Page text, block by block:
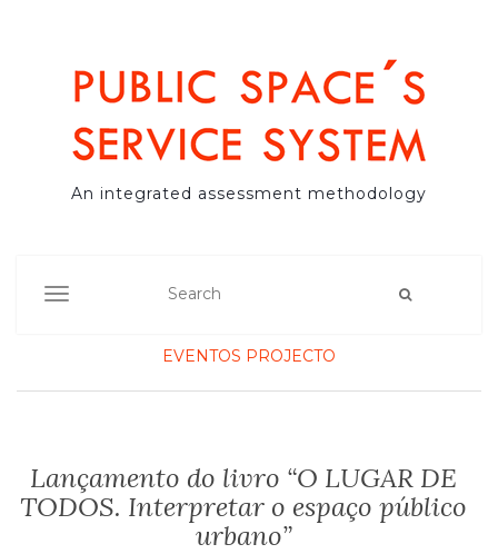
An integrated assessment methodology
TOGGLE NAVIGATION
EVENTOS PROJECTO
Lançamento do livro “O LUGAR DE
TODOS. Interpretar o espaço público
urbano”